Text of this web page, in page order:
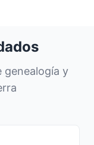
genealogía y